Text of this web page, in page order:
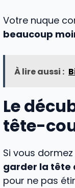
Votre nuque
beaucoup
À lire aussi :
Le
tête-
Si vous
garder la tête
pour ne pas